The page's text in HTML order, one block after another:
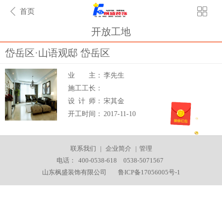
首页
开放工地
岱岳区·山语观邸 岱岳区
业 主： 李先生
施工工长：
设 计 师： 宋其金
开工时间： 2017-11-10
联系我们 | 企业简介 | 管理
电话：
400-0538-618
0538-5071567
山东枫盛装饰有限公司
鲁ICP备17056005号-1